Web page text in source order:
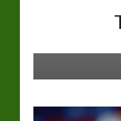
Boca